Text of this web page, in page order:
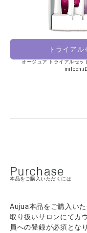
トライア
オージュア トライアルセッ
Purchase
本品をご購入いただくには
Aujua本品をご購入い
取り扱いサロンにてカ
員への登録が必須とな